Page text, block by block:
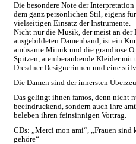
Die besondere Note der
dem ganz persönlichen Stil, eigens
vielseitigen Einsatz der Instrumente.
Nicht nur die Musik, der meist an
ausgebildeten Damenband, ist ein
amüsante Mimik und die grandiose
Spitzen, atemberaubende Kleider
Dresdner Designerinnen und eine
Die Damen sind der innersten
Das gelingt ihnen famos, denn nicht
beeindruckend, sondern auch ihre
beleben ihren feinsinnigen Vortrag.
CDs: „Merci mon ami“, „Frauen
gehöre“